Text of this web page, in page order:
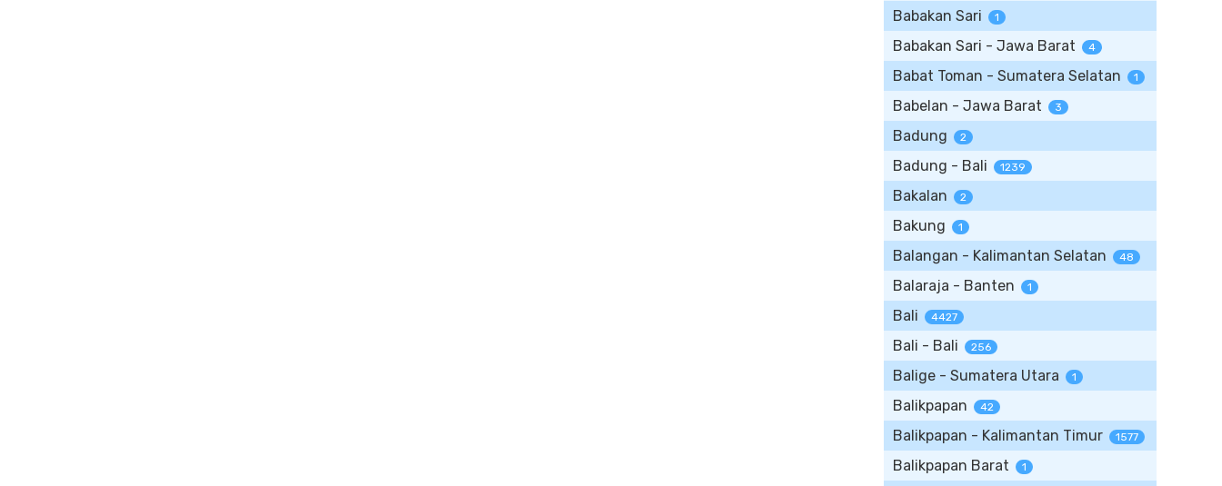
Babakan Sari 1
Babakan Sari - Jawa Barat 4
Babat Toman - Sumatera Selatan 1
Babelan - Jawa Barat 3
Badung 2
Badung - Bali 1239
Bakalan 2
Bakung 1
Balangan - Kalimantan Selatan 48
Balaraja - Banten 1
Bali 4427
Bali - Bali 256
Balige - Sumatera Utara 1
Balikpapan 42
Balikpapan - Kalimantan Timur 1577
Balikpapan Barat 1